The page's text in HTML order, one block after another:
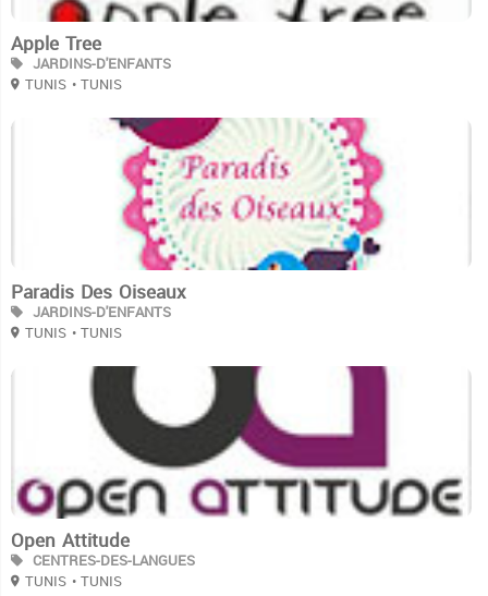
Apple Tree
JARDINS-D'ENFANTS
TUNIS • TUNIS
Paradis Des Oiseaux
JARDINS-D'ENFANTS
TUNIS • TUNIS
Open Attitude
CENTRES-DES-LANGUES
TUNIS • TUNIS